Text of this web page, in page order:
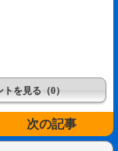
トを見る（0）
次の記事